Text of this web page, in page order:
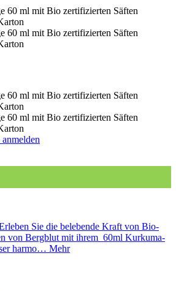
Sie die belebende Kraft von Bio-
von Bergblut mit ihrem 60ml Kurkuma-
harmo… Mehr